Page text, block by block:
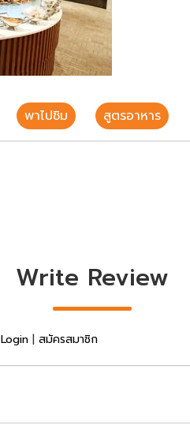
พาไปชิม สูตรอาหาร
Write Review
Login | สมัครสมาชิก